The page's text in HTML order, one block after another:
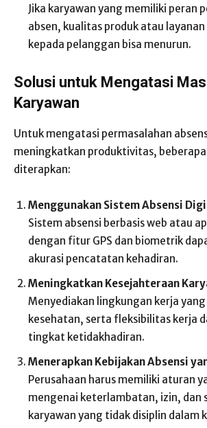
Jika karyawan yang memiliki peran
absen, kualitas produk atau
kepada pelanggan bisa menurun.
Solusi untuk Mengatasi
Karyawan
Untuk mengatasi permasalahan
meningkatkan produktivitas,
diterapkan:
Menggunakan Sistem Absensi
Sistem absensi berbasis web atau
dengan fitur GPS dan biometrik
akurasi pencatatan kehadiran.
Meningkatkan Kesejahteraan
Menyediakan lingkungan kerja
kesehatan, serta fleksibilitas kerja
tingkat ketidakhadiran.
Menerapkan Kebijakan Absensi
Perusahaan harus memiliki aturan
mengenai keterlambatan, izin, dan
karyawan yang tidak disiplin dalam